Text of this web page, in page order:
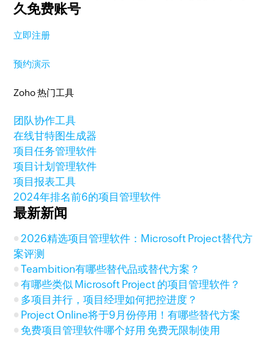
久免费账号
立即注册
预约演示
Zoho 热门工具
团队协作工具
在线甘特图生成器
项目任务管理软件
项目计划管理软件
项目报表工具
2024年排名前6的项目管理软件
最新新闻
2026精选项目管理软件：Microsoft Project替代方
案评测
Teambition有哪些替代品或替代方案？
有哪些类似 Microsoft Project 的项目管理软件？
多项目并行，项目经理如何把控进度？
Project Online将于9月份停用！有哪些替代方案
免费项目管理软件哪个好用 免费无限制使用